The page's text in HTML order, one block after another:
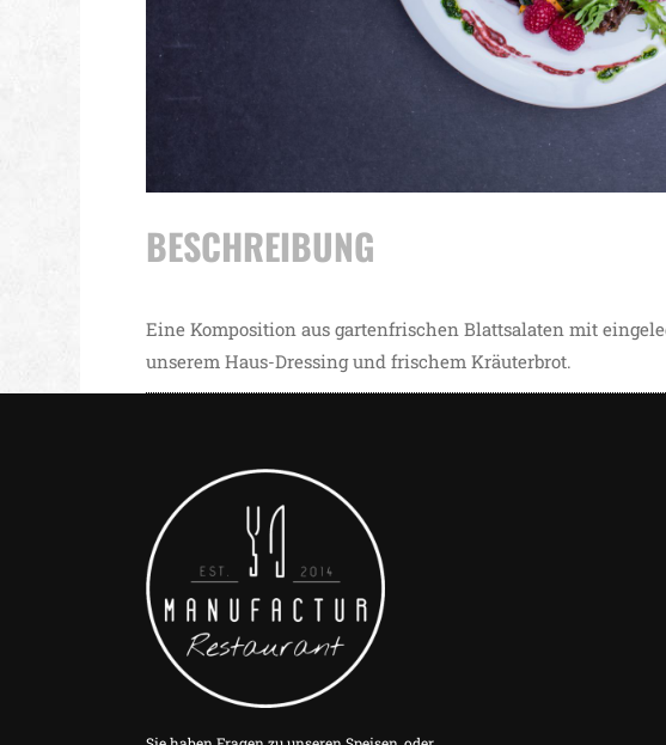
BESCHREIBUNG
Eine Komposition aus gartenfrischen Blattsalaten mit
unserem Haus-Dressing und frischem Kräuterbrot.